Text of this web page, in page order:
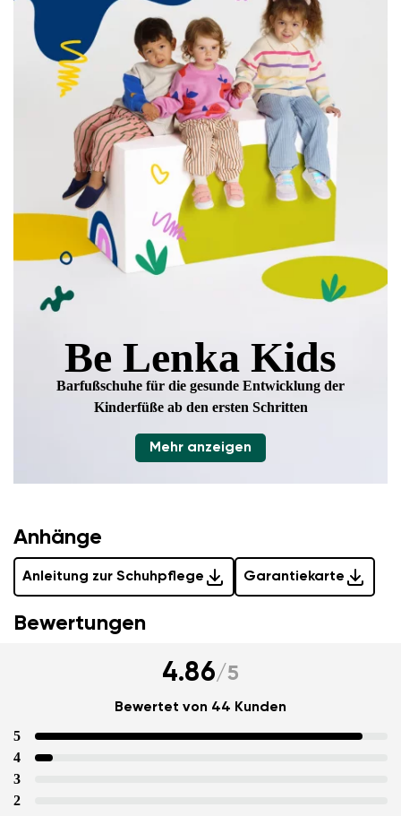
Be Lenka Kids
Barfußschuhe für die gesunde Entwicklung der
Kinderfüße ab den ersten Schritten
Mehr anzeigen
Anhänge
Anleitung zur Schuhpflege Garantiekarte
Bewertungen
4.86/5
Bewertet von 44 Kunden
5
4
3
2
einverstanden.
Bewertung hinzufügen